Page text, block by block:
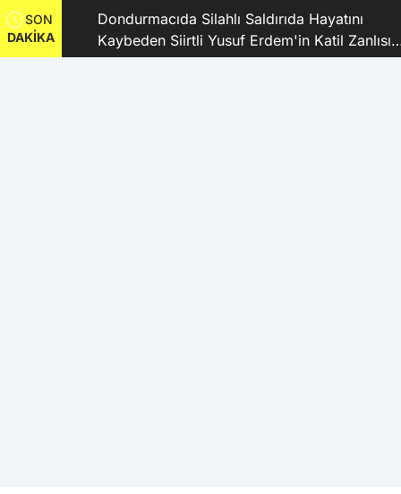
SON
DAKİKA
Dondurmacıda Silahlı Saldırıda Hayatını
Kaybeden Siirtli Yusuf Erdem'in Katil Zanlısı
ve 9 Şüpheli Tutuklandı